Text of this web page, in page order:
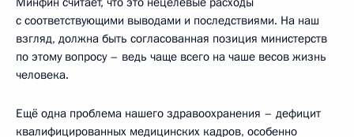
с соответствующими выводами и последствиями. На наш
взгляд, должна быть согласованная позиция министерств
по этому вопросу – ведь чаще всего на чаше весов жизнь
человека.
Ещё одна проблема нашего здравоохранения – дефицит
квалифицированных медицинских кадров, особенно